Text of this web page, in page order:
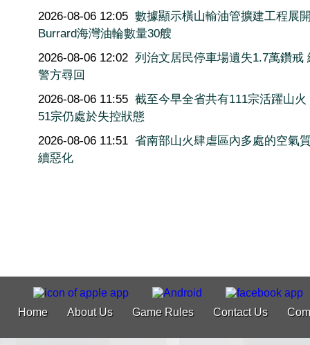
2026-08-06 12:05 數據顯示橫山輸油管擴建工程展
Burrard海灣油輪數量30艘
2026-08-06 12:02 列治文居民停車場遺失1.7萬鑽戒
警方尋回
2026-08-06 11:55 截至今早全省共有111宗活躍山火
51宗仍處於失控狀態
2026-08-06 11:51 省南部山火肆虐區內多處的空氣
續惡化
Home About Us Game Rules Contact Us